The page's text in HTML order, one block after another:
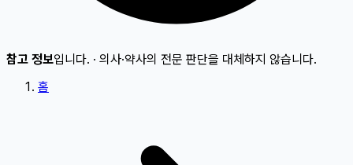
참고 정보입니다. · 의사·약사의 전문 판단을 대체하지 않습니다.
홈